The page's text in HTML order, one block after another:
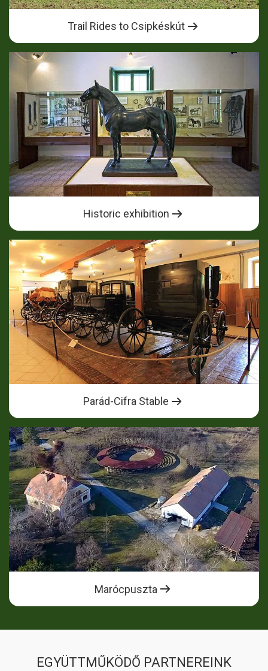
Trail Rides to Csipkéskút
Historic exhibition
Parád-Cifra Stable
Marócpuszta
EGYÜTTMŰKÖDŐ PARTNEREINK